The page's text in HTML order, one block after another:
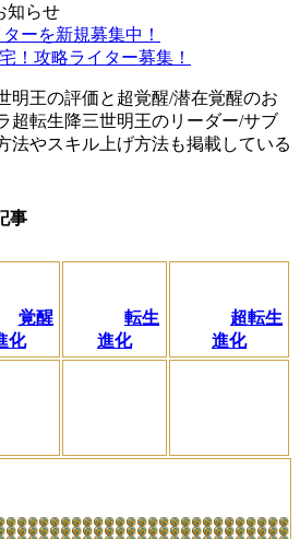
知らせ
ーを新規募集中！
！攻略ライター募集！
明王の評価と超覚醒/潜在覚醒のお
超転生降三世明王のリーダー/サブ
法やスキル上げ方法も掲載している
事
覚醒
化
転生
進化
超転生
進化